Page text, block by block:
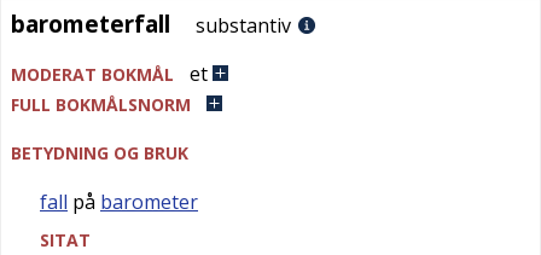
barometerfall
barometerfall substantiv
MODERAT BOKMÅL et
FULL BOKMÅLSNORM
BETYDNING OG BRUK
fall på barometer
SITAT